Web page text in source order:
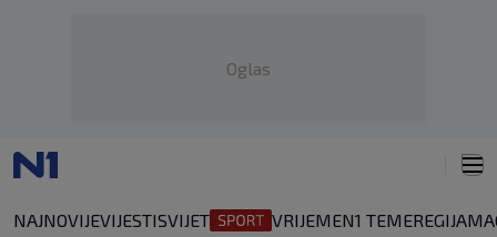
Oglas
NAJNOVIJEVIJESTISVIJET VRIJEMEN1 TEMEREGIJA